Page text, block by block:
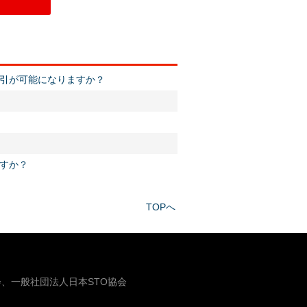
が可能になりますか？
か？
TOPへ
一般社団法人日本STO協会